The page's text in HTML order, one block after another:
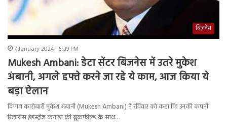
बिज़नेस
7 January 2024 - 5:39 PM
Mukesh Ambani: डेटा सेंटर बिजनेस में उतरे मुकेश
अंबानी, अगले हफ्ते करने जा रहे ये काम, आज किया ये
बड़ा ऐलान
दिग्गज कारोबारी मुकेश अंबानी (Mukesh Ambani) ने रविवार को कहा कि उनकी कंपनी
रिलायंस इंडस्ट्रीज कनाडा की ब्रुकफील्ड के साथ…